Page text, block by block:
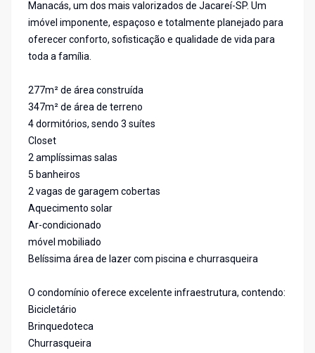
Manacás, um dos mais valorizados de Jacareí-SP. Um
imóvel imponente, espaçoso e totalmente planejado para
oferecer conforto, sofisticação e qualidade de vida para
toda a família.
277m² de área construída
347m² de área de terreno
4 dormitórios, sendo 3 suítes
Closet
2 amplíssimas salas
5 banheiros
2 vagas de garagem cobertas
Aquecimento solar
Ar-condicionado
móvel mobiliado
Belíssima área de lazer com piscina e churrasqueira
O condomínio oferece excelente infraestrutura, contendo:
Bicicletário
Brinquedoteca
Churrasqueira